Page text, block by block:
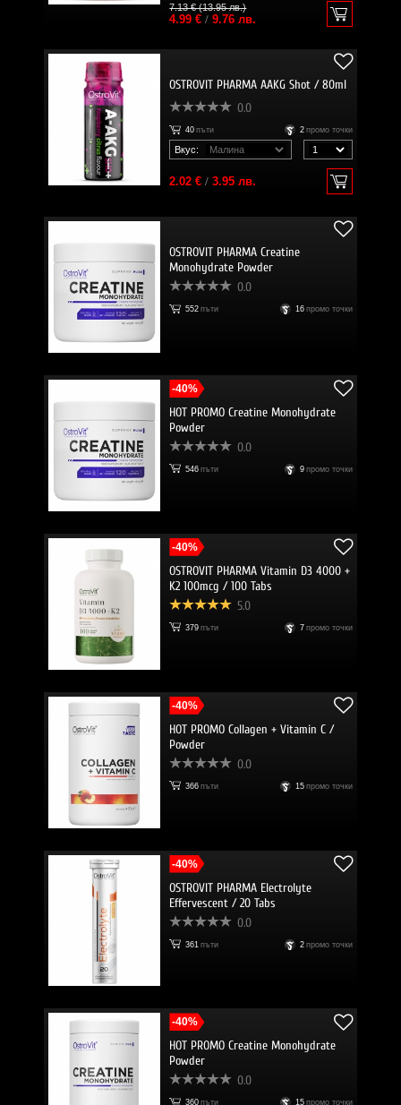
7.13 € (13.95 лв.)
4.99 €/ 9.76 лв.
OSTROVIT PHARMA AAKG Shot / 80ml
0.0
40 пъти 2 промо точки
Вкус:
2.02 €/ 3.95 лв.
OSTROVIT PHARMA Creatine
Monohydrate Powder
0.0
552 пъти 16 промо точки
-40%
HOT PROMO Creatine Monohydrate
Powder
0.0
546 пъти 9 промо точки
-40%
OSTROVIT PHARMA Vitamin D3 4000 +
K2 100mcg / 100 Tabs
5.0
379 пъти 7 промо точки
-40%
HOT PROMO Collagen + Vitamin C /
Powder
0.0
366 пъти 15 промо точки
-40%
OSTROVIT PHARMA Electrolyte
Effervescent / 20 Tabs
0.0
361 пъти 2 промо точки
-40%
HOT PROMO Creatine Monohydrate
Powder
0.0
360 пъти 15 промо точки